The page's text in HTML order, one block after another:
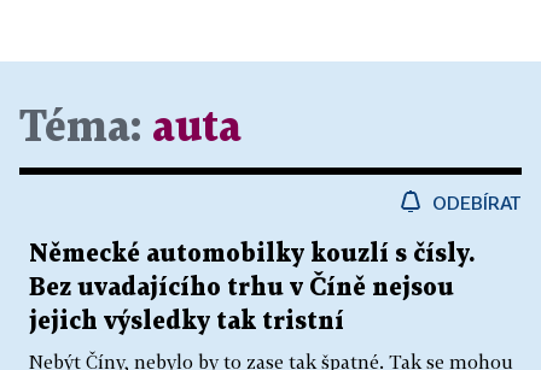
Téma: auta
ODEBÍRAT
Německé automobilky kouzlí s čísly.
Bez uvadajícího trhu v Číně nejsou
jejich výsledky tak tristní
Nebýt Číny, nebylo by to zase tak špatné. Tak se mohou